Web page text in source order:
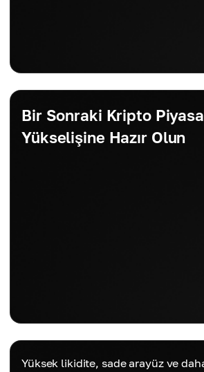
Bir Sonraki Kripto Piyasa
Yükselişine Hazır Olun
Yüksek likidite, sade arayüz ve